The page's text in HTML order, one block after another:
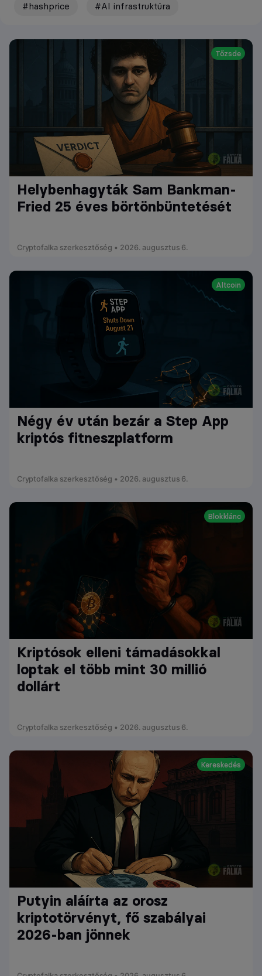
#hashprice
#AI infrastruktúra
Tőzsde
Helybenhagyták Sam Bankman-
Fried 25 éves börtönbüntetését
Cryptofalka szerkesztőség • 2026. augusztus 6.
Altcoin
Négy év után bezár a Step App
kriptós fitneszplatform
Cryptofalka szerkesztőség • 2026. augusztus 6.
Blokklánc
Kriptósok elleni támadásokkal
loptak el több mint 30 millió
dollárt
Cryptofalka szerkesztőség • 2026. augusztus 6.
Kereskedés
Putyin aláírta az orosz
kriptotörvényt, fő szabályai
2026-ban jönnek